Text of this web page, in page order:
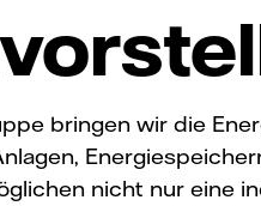
bringen wir die
nicht nur eine